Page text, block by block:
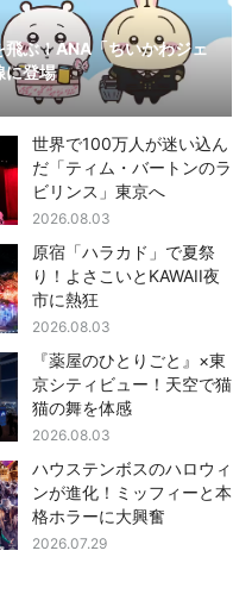
飛ぶ！ANA「ちいかわジェ
に登場
世界で100万人が迷い込ん
だ「ティム・バートンのラ
ビリンス」東京へ
2026.08.03
原宿「ハラカド」で夏祭
り！よさこいとKAWAII夜
市に熱狂
2026.08.03
『薬屋のひとりごと』×東
京シティビュー！天空で猫
猫の舞を体感
2026.08.03
ハウステンボスのハロウィ
ンが進化！ミッフィーと本
格ホラーに大興奮
2026.07.29